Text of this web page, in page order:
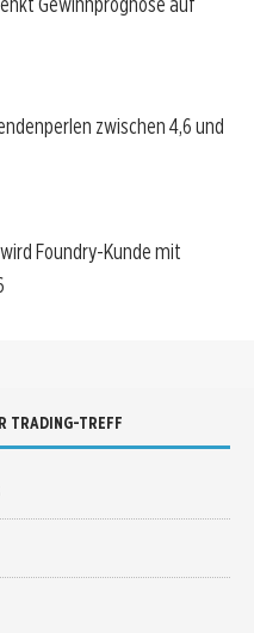
zwischen 4,6 und
Foundry-Kunde mit
TRADING-TREFF